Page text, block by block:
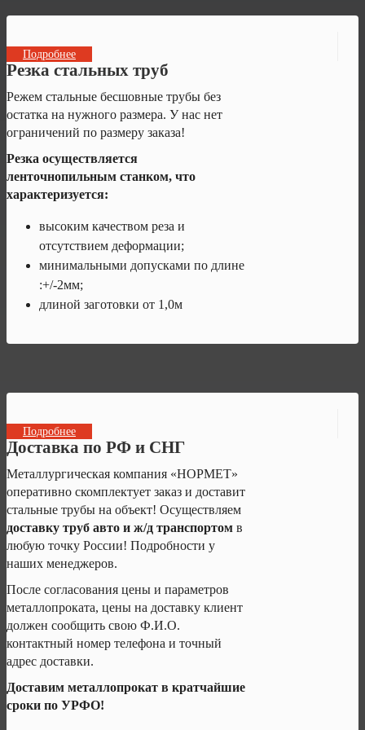
Подробнее
Резка стальных труб
Режем стальные бесшовные трубы без
остатка на нужного размера. У нас нет
ограничений по размеру заказа!
Резка осуществляется
ленточнопильным станком, что
характеризуется:
высоким качеством реза и
отсутствием деформации;
минимальными допусками по длине
:+/-2мм;
длиной заготовки от 1,0м
Подробнее
Доставка по РФ и СНГ
Металлургическая компания «НОРМЕТ»
оперативно скомплектует заказ и доставит
стальные трубы на объект! Осуществляем
доставку труб авто и ж/д транспортом в
любую точку России! Подробности у
наших менеджеров.
После согласования цены и параметров
металлопроката, цены на доставку клиент
должен сообщить свою Ф.И.О.
контактный номер телефона и точный
адрес доставки.
Доставим металлопрокат в кратчайшие
сроки по УРФО!